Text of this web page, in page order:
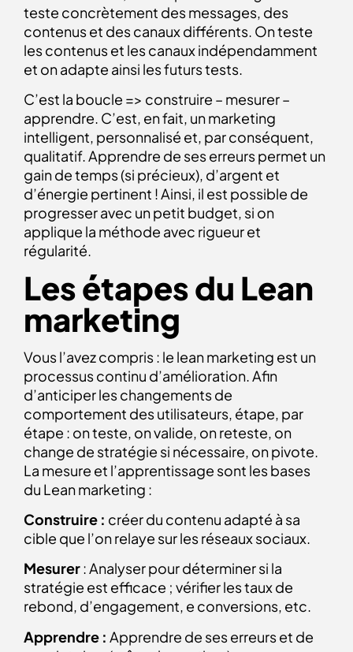
teste concrètement des messages, des
contenus et des canaux différents. On teste
les contenus et les canaux indépendamment
et on adapte ainsi les futurs tests.
C’est la boucle => construire – mesurer –
apprendre. C’est, en fait, un marketing
intelligent, personnalisé et, par conséquent,
qualitatif. Apprendre de ses erreurs permet un
gain de temps (si précieux), d’argent et
d’énergie pertinent ! Ainsi, il est possible de
progresser avec un petit budget, si on
applique la méthode avec rigueur et
régularité.
Les étapes du Lean
marketing
Vous l’avez compris : le lean marketing est un
processus continu d’amélioration. Afin
d’anticiper les changements de
comportement des utilisateurs, étape, par
étape : on teste, on valide, on reteste, on
change de stratégie si nécessaire, on pivote.
La mesure et l’apprentissage sont les bases
du Lean marketing :
Construire : créer du contenu adapté à sa
cible que l’on relaye sur les réseaux sociaux.
Mesurer: Analyser pour déterminer si la
stratégie est efficace ; vérifier les taux de
rebond, d’engagement, e conversions, etc.
Apprendre : Apprendre de ses erreurs et de